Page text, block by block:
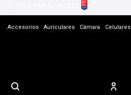
Accesorios Auriculares Cámara Celulares